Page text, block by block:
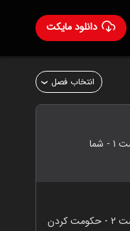
دانلود مایکت
انتخاب فصل